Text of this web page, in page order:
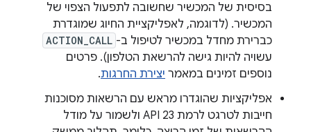
בסיסית של המכשיר שחשובה לתפעול הצפוי של
המכשיר. (לדוגמה, לאפליקציית החיוג שמוגדרת
כברירת מחדל במכשיר לטיפול ב- ACTION_CALL
עשויה להיות גישה להרשאת הטלפון). פרטים
נוספים זמינים במאמר יצירת החרגות.
אפליקציות שהוגדרו מראש עם הרשאות מסוכנות
חייבות לטרגט לרמת API 23 ולשמור על מודל